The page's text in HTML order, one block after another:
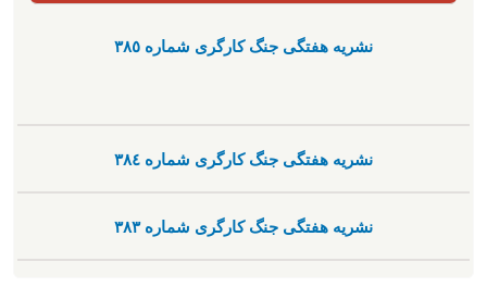
نشریە هفتگی جنگ کارگری شمارە ٣٨٥
نشریە هفتگی جنگ کارگری شمارە ٣٨٤
نشریە هفتگی جنگ کارگری شمارە ٣٨٣